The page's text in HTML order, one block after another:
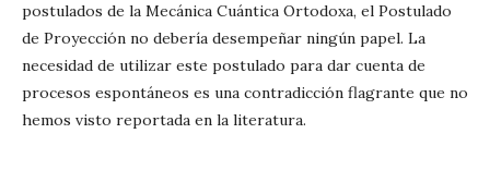
postulados de la Mecánica Cuántica Ortodoxa, el Postulado
de Proyección no debería desempeñar ningún papel. La
necesidad de utilizar este postulado para dar cuenta de
procesos espontáneos es una contradicción flagrante que no
hemos visto reportada en la literatura.